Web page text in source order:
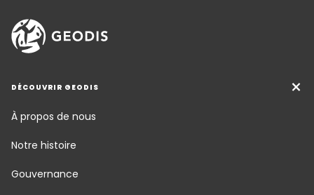
DÉCOUVRIR GEODIS
À propos de nous
Notre histoire
Gouvernance